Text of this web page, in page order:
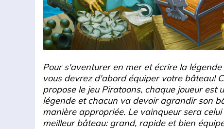
Pour s'aventurer en mer et écrire la
vous devrez d'abord équiper votre bâteau!
propose le jeu Piratoons, chaque joueur est
légende et chacun va devoir agrandir son
manière appropriée. Le vainqueur sera
meilleur bâteau: grand, rapide et bien